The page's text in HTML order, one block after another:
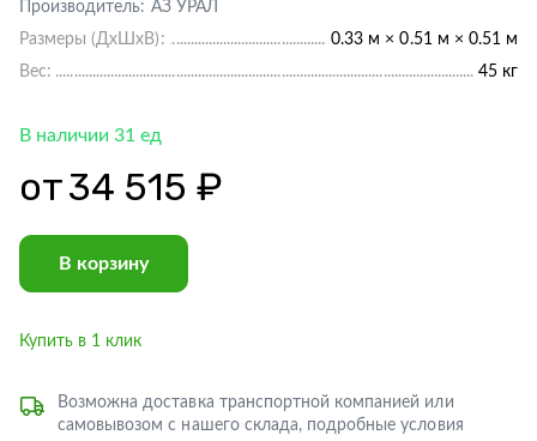
Производитель: АЗ УРАЛ
Размеры (ДхШхВ):
0.33 м × 0.51 м × 0.51 м
Вес:
45 кг
В наличии 31 ед
от34 515 ₽
В корзину
Купить в 1 клик
Возможна доставка транспортной компанией или
самовывозом с нашего склада, подробные условия